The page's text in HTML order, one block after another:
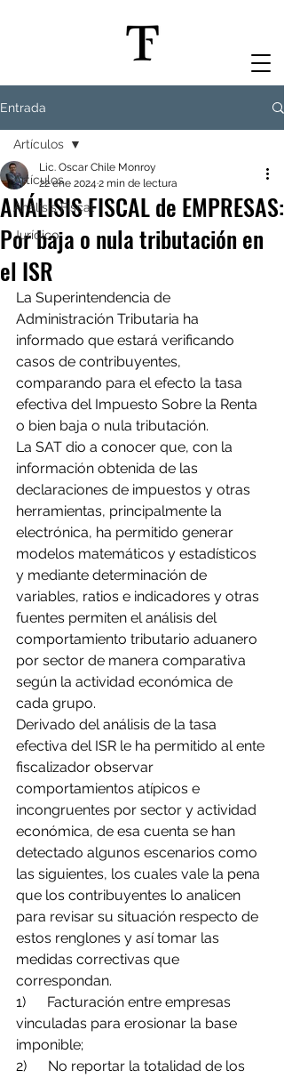
Entrada
Artículos
Análisis Fiscal
Jurídico
Artículos
ANÁLISIS FISCAL de EMPRESAS:
Por baja o nula tributación en
el ISR
Lic. Oscar Chile Monroy
22 ene 2024 2 min de lectura
La Superintendencia de
Administración Tributaria ha
informado que estará verificando
casos de contribuyentes,
comparando para el efecto la tasa
efectiva del Impuesto Sobre la Renta
o bien baja o nula tributación.
La SAT dio a conocer que, con la
información obtenida de las
declaraciones de impuestos y otras
herramientas, principalmente la
electrónica, ha permitido generar
modelos matemáticos y estadísticos
y mediante determinación de
variables, ratios e indicadores y otras
fuentes permiten el análisis del
comportamiento tributario aduanero
por sector de manera comparativa
según la actividad económica de
cada grupo.
Derivado del análisis de la tasa
efectiva del ISR le ha permitido al ente
fiscalizador observar
comportamientos atípicos e
incongruentes por sector y actividad
económica, de esa cuenta se han
detectado algunos escenarios como
las siguientes, los cuales vale la pena
que los contribuyentes lo analicen
para revisar su situación respecto de
estos renglones y así tomar las
medidas correctivas que
correspondan.
1)      Facturación entre empresas
vinculadas para erosionar la base
imponible;
2)      No reportar la totalidad de los